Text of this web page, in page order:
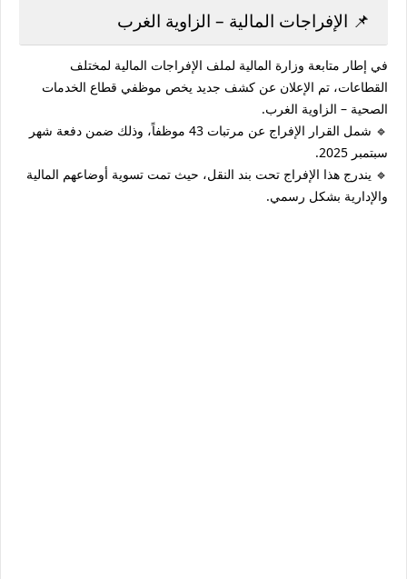
📌 الإفراجات المالية – الزاوية الغرب
في إطار متابعة وزارة المالية لملف الإفراجات المالية لمختلف
القطاعات، تم الإعلان عن كشف جديد يخص موظفي قطاع الخدمات
الصحية – الزاوية الغرب.
🔹 شمل القرار الإفراج عن مرتبات 43 موظفاً
، وذلك ضمن دفعة شهر
سبتمبر 2025
.
🔹 يندرج هذا الإفراج تحت بند النقل، حيث تمت تسوية أوضاعهم المالية
والإدارية بشكل رسمي.